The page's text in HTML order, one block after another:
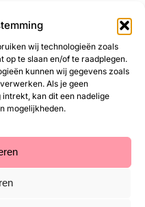
wij technologieën zoals
op te slaan en/of te raadplegen.
kunnen wij gegevens zoals
Als je geen
kan dit een nadelige
mogelijkheden.
mee te plaatsen.
gel, wordt de stevigheid van
van gel. De
gel niet snel uitloopt,
is. Omdat de nagel
voor klanten die wat
met allerlei verschillende